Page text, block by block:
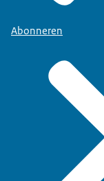
Abonneren